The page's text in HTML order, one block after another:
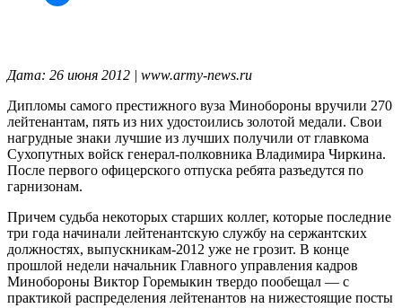
Дата: 26 июня 2012 | www.army-news.ru
Дипломы самого престижного вуза Минобороны вручили 270
лейтенантам, пять из них удостоились золотой медали. Свои
нагрудные знаки лучшие из лучших получили от главкома
Сухопутных войск генерал-полковника Владимира Чиркина.
После первого офицерского отпуска ребята разъедутся по
гарнизонам.
Причем судьба некоторых старших коллег, которые последние
три года начинали лейтенантскую службу на сержантских
должностях, выпускникам-2012 уже не грозит. В конце
прошлой недели начальник Главного управления кадров
Минобороны Виктор Горемыкин твердо пообещал — с
практикой распределения лейтенантов на нижестоящие посты